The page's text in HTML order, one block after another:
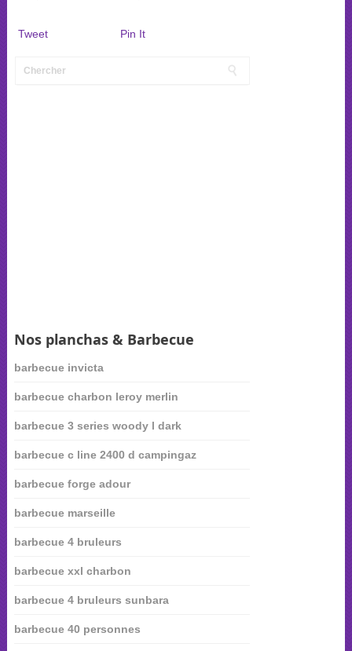
Tweet Pin It
Nos planchas & Barbecue
barbecue invicta
barbecue charbon leroy merlin
barbecue 3 series woody l dark
barbecue c line 2400 d campingaz
barbecue forge adour
barbecue marseille
barbecue 4 bruleurs
barbecue xxl charbon
barbecue 4 bruleurs sunbara
barbecue 40 personnes